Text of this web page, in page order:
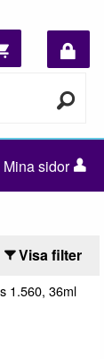
Mina sidor
Visa filter
1.560, 36ml